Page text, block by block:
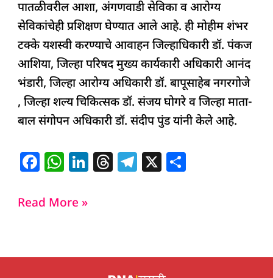
पातळीवरील आशा, अंगणवाडी सेविका व आरोग्य
सेविकांचेही प्रशिक्षण घेण्यात आले आहे. ही मोहीम शंभर
टक्के यशस्वी करण्याचे आवाहन जिल्हाधिकारी डॉ. पंकज
आशिया, जिल्हा परिषद मुख्य कार्यकारी अधिकारी आनंद
भंडारी, जिल्हा आरोग्य अधिकारी डॉ. बापूसाहेब नगरगोजे
, जिल्हा शल्य चिकित्सक डॉ. संजय घोगरे व जिल्हा माता-
बाल संगोपन अधिकारी डॉ. संदीप पुंड यांनी केले आहे.
F
c
o
W
at
p
Li
n
T
s
T
m
X
Read More »